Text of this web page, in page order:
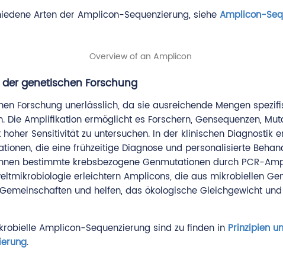
Arten der Amplicon-Sequenzierung, siehe Amplicon-
genetischen Forschung
Forschung unerlässlich, da sie ausreichende Mengen
Amplifikation ermöglicht es Forschern, Gensequenzen,
Sensitivität zu untersuchen. In der klinischen Diagnostik
die eine frühzeitige Diagnose und personalisierte
bestimmte krebsbezogene Genmutationen durch PCR-
erleichtern Amplicons, die aus mikrobiellen
und helfen, das ökologische Gleichgewicht
Amplicon-Sequenzierung sind zu finden in Prinzipien
.